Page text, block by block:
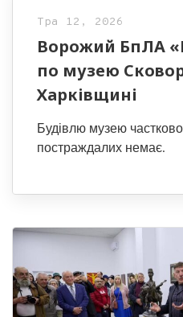
Тра 12, 2026
Ворожий БпЛА
по музею
Харківщині
Будівлю музею
постраждалих немає.